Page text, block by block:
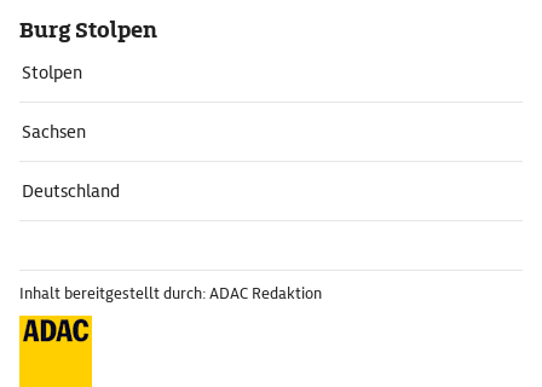
Burg Stolpen
Stolpen
Sachsen
Deutschland
Inhalt bereitgestellt durch: ADAC Redaktion